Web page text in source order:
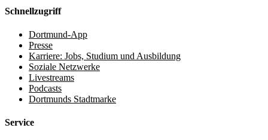
Schnellzugriff
Dortmund-App
Presse
Karriere: Jobs, Studium und Ausbildung
Soziale Netzwerke
Livestreams
Podcasts
Dortmunds Stadtmarke
Service